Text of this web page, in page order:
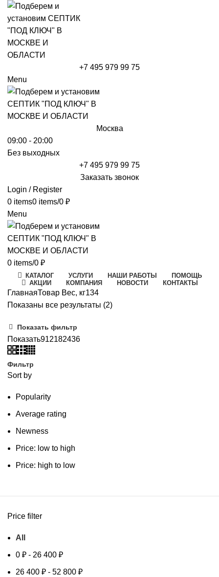
+7 495 979 99 75
Menu
Москва
09:00 - 20:00
Без выходных
+7 495 979 99 75
Заказать звонок
Login / Register
0 items0 items/0 ₽
Menu
0 items/0 ₽
КАТАЛОГ УСЛУГИ НАШИ РАБОТЫ
ПОМОЩЬ
АКЦИИ
КОМПАНИЯ НОВОСТИ КОНТАКТЫ
ГлавнаяТовар Вес, кг134
Показаны все результаты (2)Цены:
Показать фильтр
Показать912182436
Фильтр
Sort by
Popularity
Average rating
Newness
Price: low to high
Price: high to low
Price filter
All
0 ₽ - 26 400 ₽
26 400 ₽ - 52 800 ₽